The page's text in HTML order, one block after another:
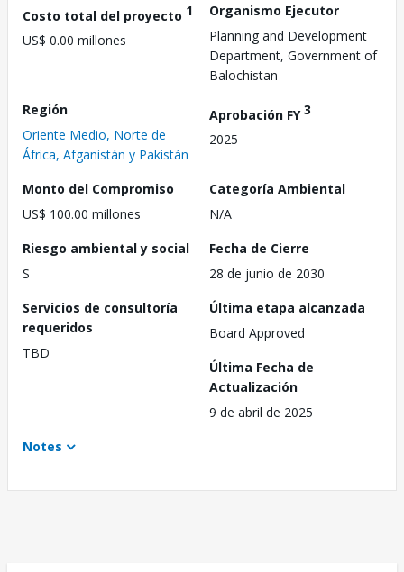
Costo total del proyecto 1
US$ 0.00 millones
Organismo Ejecutor
Planning and Development
Department, Government of
Balochistan
Región
Oriente Medio, Norte de
África, Afganistán y Pakistán
Aprobación FY3
2025
Monto del Compromiso
US$ 100.00 millones
Categoría Ambiental
N/A
Riesgo ambiental y social
S
Fecha de Cierre
28 de junio de 2030
Servicios de consultoría
requeridos
TBD
Última etapa alcanzada
Board Approved
Última Fecha de
Actualización
9 de abril de 2025
Notes